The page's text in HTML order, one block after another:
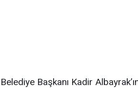
Başkanı Kadir